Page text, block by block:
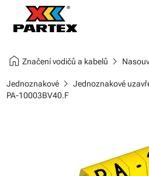
home Značení vodičů a kabelů chevron_right
Jednoznakovéchevron_right Jednoznakové
PA-10003BV40.F